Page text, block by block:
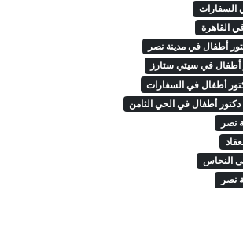
السفارات
القاهرة
أطفال في مدينة نصر
أطفال في سيتي ستارز
أطفال في السفارات
أطفال في الحي الثامن
نصر
النحاس
نصر